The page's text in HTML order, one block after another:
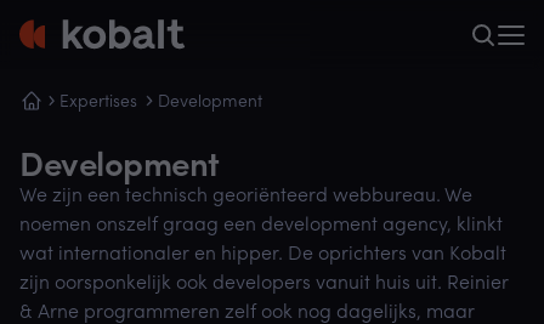
Expertises Development
Development
We zijn een technisch georiënteerd webbureau. We
noemen onszelf graag een development agency, klinkt
wat internationaler en hipper. De oprichters van Kobalt
zijn oorsponkelijk ook developers vanuit huis uit. Reinier
& Arne programmeren zelf ook nog dagelijks, maar